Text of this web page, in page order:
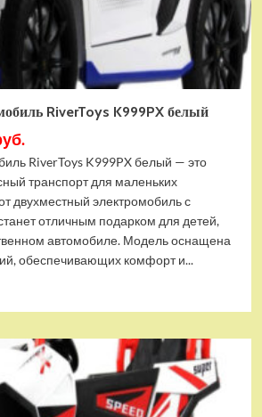
RiverToys K999PX белый
RiverToys K999PX белый — это
транспорт для маленьких
двухместный электромобиль с
отличным подарком для детей,
автомобиле. Модель оснащена
обеспечивающих комфорт и...